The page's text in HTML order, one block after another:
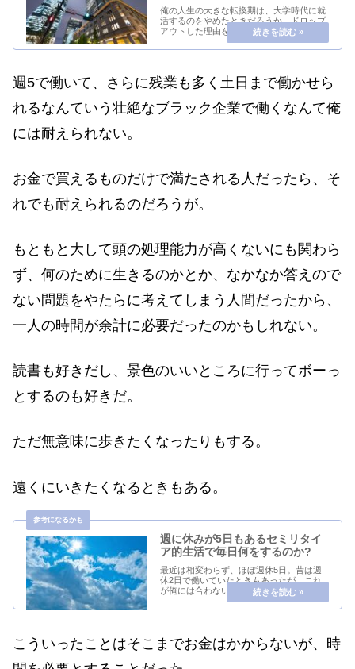
俺の人生の大きな転換期は、大学時代に就
活するのをやめたときだろうか。ドロップ
アウトした理由を聞かれたとしたら、この
頃考えていたことをまず話すと思う。偏差
値がそこそこ高い大学に通っていたから
週5で働いて、さらに残業も多く土日まで働かせら
れるなんていう壮絶なブラック企業で働くなんて俺
には耐えられない。
お金で買えるものだけで満たされる人だったら、そ
れでも耐えられるのだろうが。
もともと大して頭の処理能力が高くないにも関わら
ず、何のために生きるのかとか、なかなか答えので
ない問題をやたらに考えてしまう人間だったから、
一人の時間が余計に必要だったのかもしれない。
読書も好きだし、景色のいいところに行ってボーっ
とするのも好きだ。
ただ無意味に歩きたくなったりもする。
遠くにいきたくなるときもある。
週に休みが5日もあるセミリタイ
ア的生活で毎日何をするのか?
最近は相変わらず、ほぼ週休5日。昔は週
休2日で働いていたときもあったが、これ
が俺には合わない生活リズムだった。俺に
は週休2日でも働きすぎだったみたいだ。
というか合わないことをやっていただけな
こういったことはそこまでお金はかからないが、時